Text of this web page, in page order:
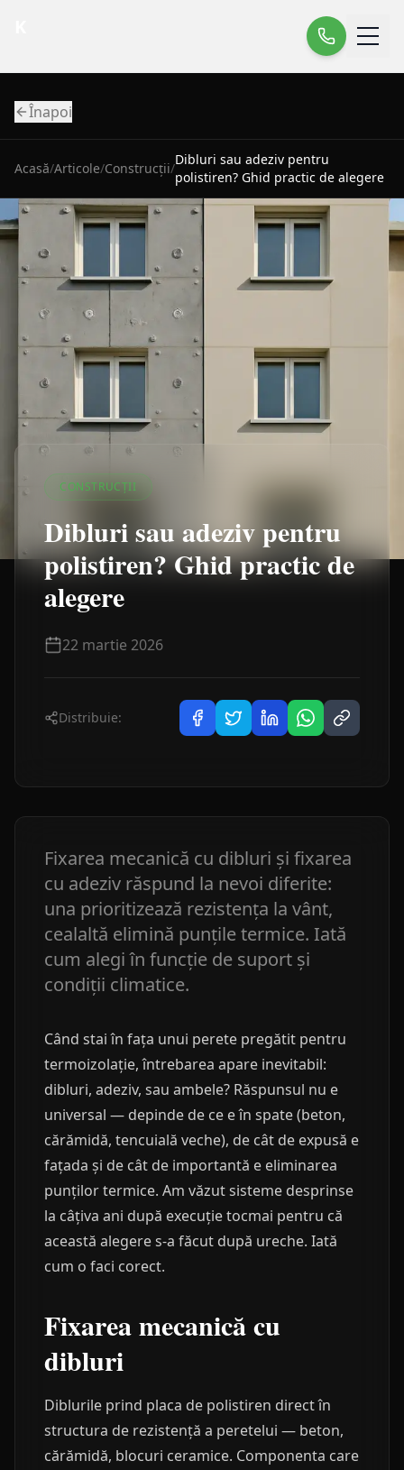
Înapoi
Acasă/Articole/Construcții/
Dibluri sau adeziv pentru
polistiren? Ghid practic de alegere
CONSTRUCȚII
Dibluri sau adeziv pentru
polistiren? Ghid practic de
alegere
22 martie 2026
Distribuie:
Fixarea mecanică cu dibluri și fixarea
cu adeziv răspund la nevoi diferite:
una prioritizează rezistența la vânt,
cealaltă elimină punțile termice. Iată
cum alegi în funcție de suport și
condiții climatice.
Când stai în fața unui perete pregătit pentru
termoizolație, întrebarea apare inevitabil:
dibluri, adeziv, sau ambele? Răspunsul nu e
universal — depinde de ce e în spate (beton,
cărămidă, tencuială veche), de cât de expusă e
fațada și de cât de importantă e eliminarea
punților termice. Am văzut sisteme desprinse
la câțiva ani după execuție tocmai pentru că
această alegere s-a făcut după ureche. Iată
cum o faci corect.
Fixarea mecanică cu
dibluri
Diblurile prind placa de polistiren direct în
structura de rezistență a peretelui — beton,
cărămidă, blocuri ceramice. Componenta care